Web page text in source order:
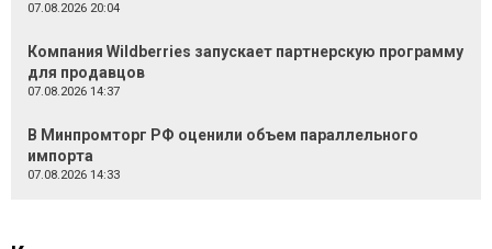
07.08.2026 20:04
Компания Wildberries запускает партнерскую программу
для продавцов
07.08.2026 14:37
В Минпромторг РФ оценили объем параллельного
импорта
07.08.2026 14:33